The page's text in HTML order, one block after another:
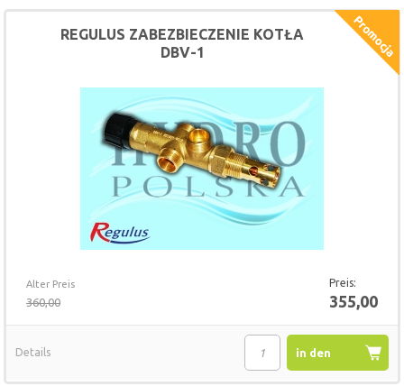
Alter Preis
360,00
Preis:
355,00
REGULUS ZABEZBIECZENIE KOTŁA
DBV-1
in den
Details